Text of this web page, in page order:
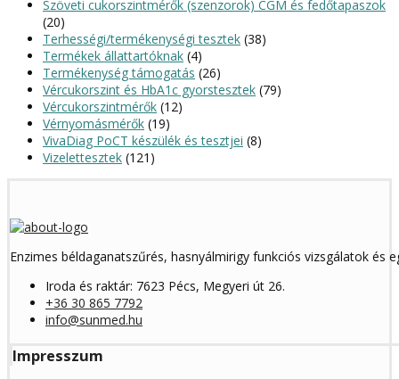
Szöveti cukorszintmérők (szenzorok) CGM és fedőtapaszok
(20)
Terhességi/termékenységi tesztek (38)
Termékek állattartóknak (4)
Termékenység támogatás (26)
Vércukorszint és HbA1c gyorstesztek (79)
Vércukorszintmérők (12)
Vérnyomásmérők (19)
VivaDiag PoCT készülék és tesztjei (8)
Vizelettesztek (121)
Enzimes béldaganatszűrés, hasnyálmirigy funkciós vizsgálatok és
Iroda és raktár: 7623 Pécs, Megyeri út 26.
+36 30 865 7792
info@sunmed.hu
Impresszum